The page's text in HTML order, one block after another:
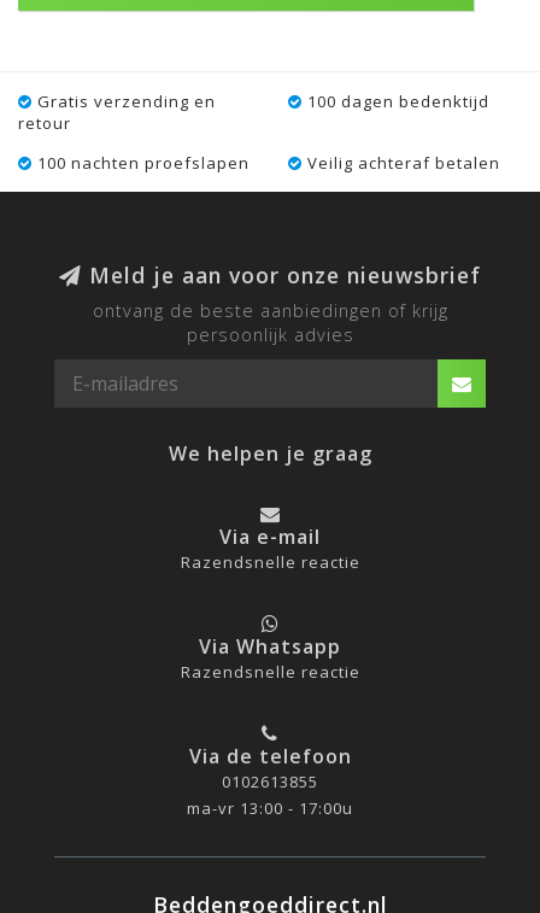
Gratis verzending en
retour
100 dagen bedenktijd
100 nachten proefslapen Veilig achteraf betalen
Meld je aan voor onze nieuwsbrief
ontvang de beste aanbiedingen of krijg
persoonlijk advies
We helpen je graag
Via e-mail
Razendsnelle reactie
Via Whatsapp
Razendsnelle reactie
Via de telefoon
0102613855
ma-vr 13:00 - 17:00u
Beddengoeddirect.nl